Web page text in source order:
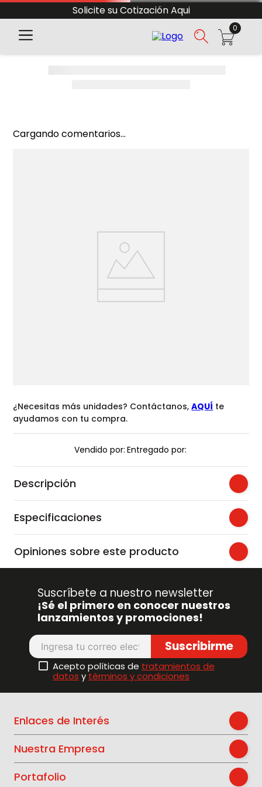
Solicite su Cotización Aqui
0
Cargando comentarios...
¿Necesitas más unidades? Contáctanos,AQUÍ te
ayudamos con tu compra.
Vendido por: Entregado por:
Descripción
Especificaciones
Opiniones sobre este producto
Suscríbete a nuestro newsletter
¡Sé el primero en conocer nuestros
lanzamientos y promociones!
Suscribirme
Acepto políticas de tratamientos de
datos y términos y condiciones
Enlaces de Interés
Nuestra Empresa
Portafolio